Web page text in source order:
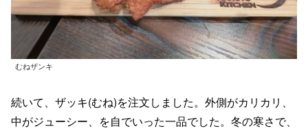
むねザンキ
続いて、ザッキ(むね)を注文しました。外側がカリカリ、
中がジューシー、を自でいった一品でした。冬の寒さで、